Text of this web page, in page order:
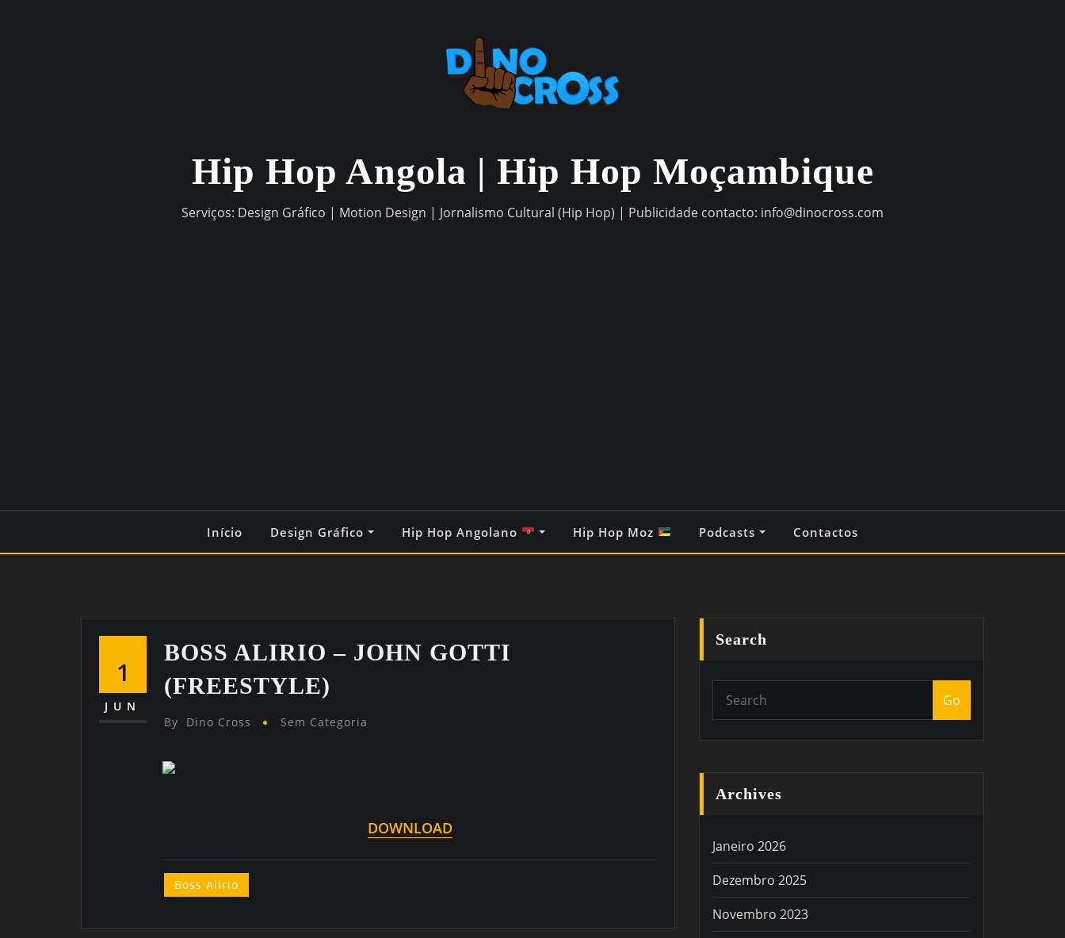
Hip Hop Angola | Hip Hop Moçambique
Serviços: Design Gráfico | Motion Design | Jornalismo Cultural (Hip Hop) | Publicidade contacto: info@dinocross.com
Início Design Gráfico Hip Hop Angolano Hip Hop Moz Podcasts Contactos
1
JUN
BOSS ALIRIO – JOHN GOTTI
(FREESTYLE)
By Dino Cross Sem Categoria
DOWNLOAD
Boss Alirio
Search
Go
Archives
Janeiro 2026
Dezembro 2025
Novembro 2023